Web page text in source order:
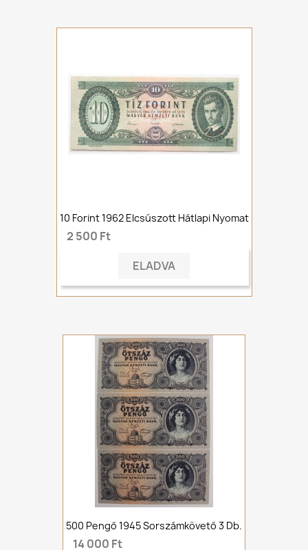
10 Forint 1962 Elcsúszott Hátlapi Nyomat
2 500 Ft
ELADVA
500 Pengő 1945 Sorszámkövető 3 Db.
14 000 Ft